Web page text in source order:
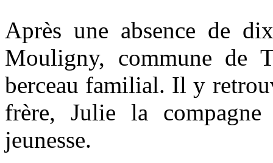
Après une absence de
Mouligny, commune de
berceau familial. Il y
frère, Julie la
jeunesse.